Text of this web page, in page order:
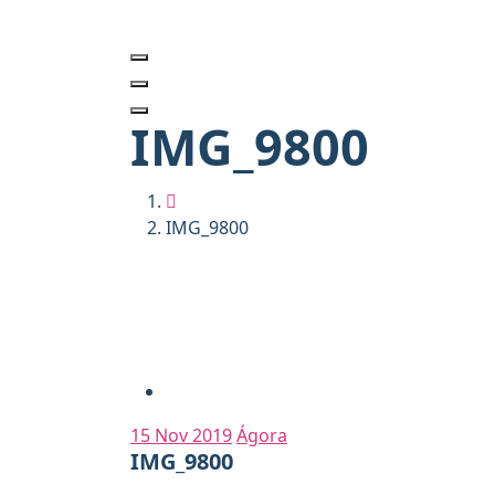
IMG_9800
IMG_9800
15 Nov 2019Ágora
IMG_9800